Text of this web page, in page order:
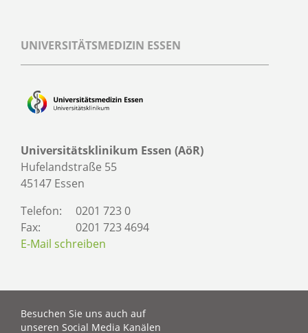
UNIVERSITÄTSMEDIZIN ESSEN
Universitätsklinikum Essen (AöR)
Hufelandstraße 55
45147 Essen
Telefon:
0201 723 0
Fax:
0201 723 4694
E-Mail schreiben
Besuchen Sie uns auch auf
unseren Social Media Kanälen